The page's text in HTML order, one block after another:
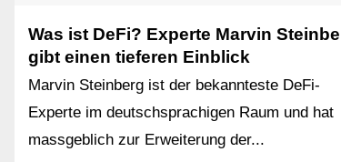
Was ist DeFi? Experte Marvin
gibt einen tieferen Einblick
Marvin Steinberg ist der bekannteste DeFi-
Experte im deutschsprachigen Raum und hat
massgeblich zur Erweiterung der...